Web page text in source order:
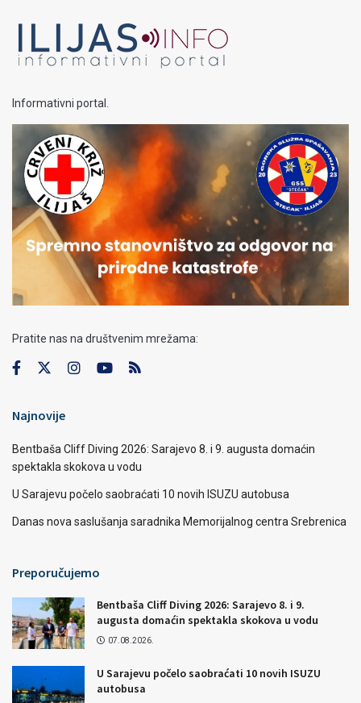
Informativni portal.
Pratite nas na društvenim mrežama:
Najnovije
Bentbaša Cliff Diving 2026: Sarajevo 8. i 9. augusta domaćin
spektakla skokova u vodu
U Sarajevu počelo saobraćati 10 novih ISUZU autobusa
Danas nova saslušanja saradnika Memorijalnog centra Srebrenica
Preporučujemo
Bentbaša Cliff Diving 2026: Sarajevo 8. i 9.
augusta domaćin spektakla skokova u vodu
07.08.2026.
U Sarajevu počelo saobraćati 10 novih ISUZU
autobusa